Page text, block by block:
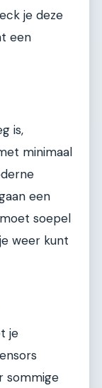
je deze
een
is,
minimaal
een
soepel
weer kunt
je
sommige